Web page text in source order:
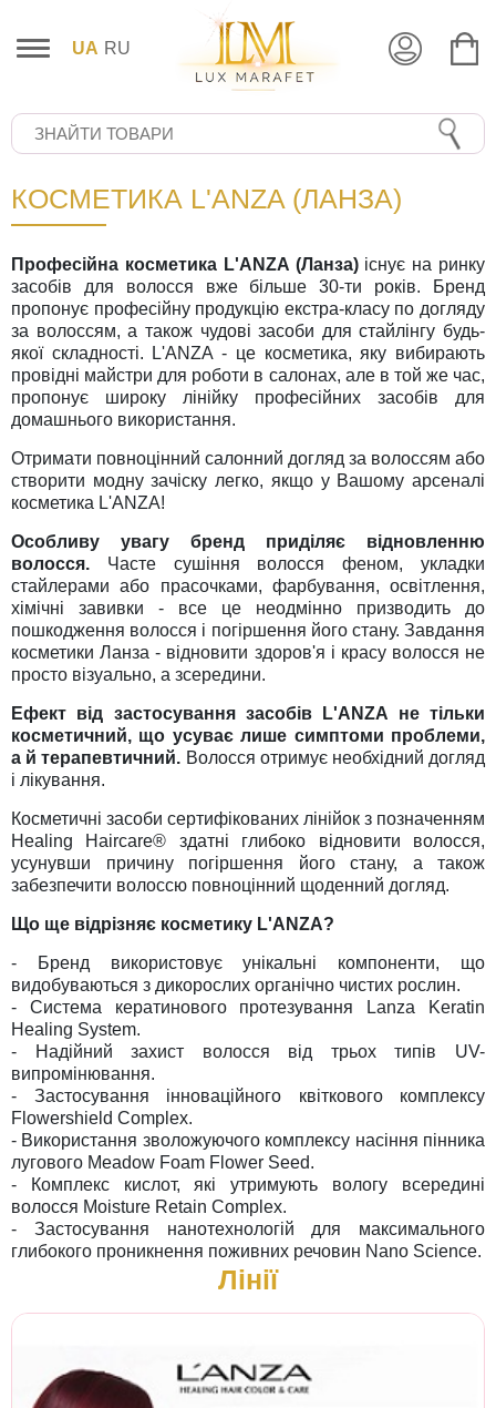
UA RU
КОСМЕТИКА L'ANZA (ЛАНЗА)
Професійна косметика L'ANZA (Ланза)існує на ринку
засобів для волосся вже більше 30-ти років. Бренд
пропонує професійну продукцію екстра-класу по догляду
за волоссям, а також чудові засоби для стайлінгу будь-
якої складності. L'ANZA - це косметика, яку вибирають
провідні майстри для роботи в салонах, але в той же час,
пропонує широку лінійку професійних засобів для
домашнього використання.
Отримати повноцінний салонний догляд за волоссям або
створити модну зачіску легко, якщо у Вашому арсеналі
косметика L'ANZA!
Особливу увагу бренд приділяє відновленню
волосся. Часте сушіння волосся феном, укладки
стайлерами або прасочками, фарбування, освітлення,
хімічні завивки - все це неодмінно призводить до
пошкодження волосся і погіршення його стану. Завдання
косметики Ланза - відновити здоров'я і красу волосся не
просто візуально, а зсередини.
Ефект від застосування засобів L'ANZA не тільки
косметичний, що усуває лише симптоми проблеми,
а й терапевтичний. Волосся отримує необхідний догляд
і лікування.
Косметичні засоби сертифікованих лінійок з позначенням
Healing Haircare® здатні глибоко відновити волосся,
усунувши причину погіршення його стану, а також
забезпечити волоссю повноцінний щоденний догляд.
Що ще відрізняє косметику L'ANZA?
- Бренд використовує унікальні компоненти, що
видобуваються з дикорослих органічно чистих рослин.
- Система кератинового протезування Lanza Keratin
Healing System.
- Надійний захист волосся від трьох типів UV-
випромінювання.
- Застосування інноваційного квіткового комплексу
Flowershield Complex.
- Використання зволожуючого комплексу насіння пінника
лугового Meadow Foam Flower Seed.
- Комплекс кислот, які утримують вологу всередині
волосся Moisture Retain Complex.
- Застосування нанотехнологій для максимального
глибокого проникнення поживних речовин Nano Science.
Лінії